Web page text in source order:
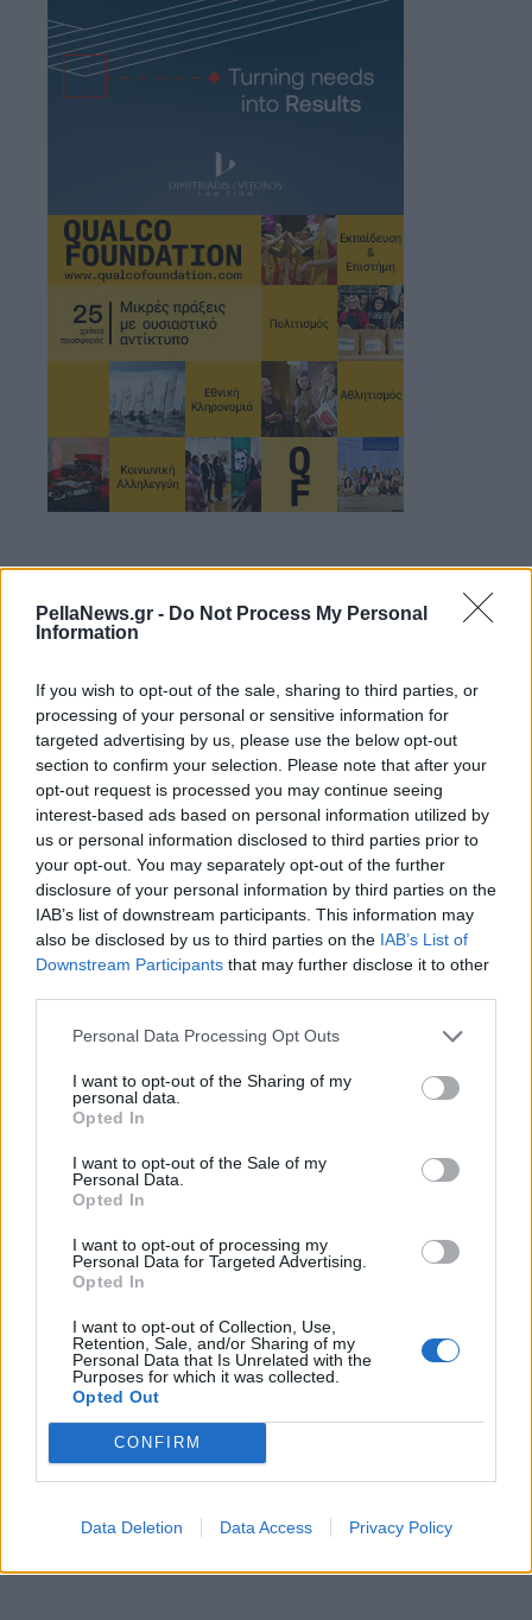
PellaNews.gr - Do Not Process My Personal
Information
If you wish to opt-out of the sale, sharing to third parties, or
processing of your personal or sensitive information for
targeted advertising by us, please use the below opt-out
section to confirm your selection. Please note that after your
opt-out request is processed you may continue seeing
interest-based ads based on personal information utilized by
us or personal information disclosed to third parties prior to
your opt-out. You may separately opt-out of the further
disclosure of your personal information by third parties on the
IAB’s list of downstream participants. This information may
also be disclosed by us to third parties on the IAB’s List of
Downstream Participants that may further disclose it to other
Personal Data Processing Opt Outs
I want to opt-out of the Sharing of my
personal data.
Opted In
I want to opt-out of the Sale of my
Personal Data.
Opted In
I want to opt-out of processing my
Personal Data for Targeted Advertising.
Opted In
I want to opt-out of Collection, Use,
Retention, Sale, and/or Sharing of my
Personal Data that Is Unrelated with the
Purposes for which it was collected.
Opted Out
CONFIRM
Data Deletion Data Access Privacy Policy
20 Φεβρουαρίου 2024
Στο Εθνικό
Τυπογραφείο η
προκήρυξη του ΑΣΕΠ
για τις προσλήψεις στη
Δημοτική Αστυνομία
κατηγορείται για
απόπειρα βιασμού
ψήφιση του
νομοσχεδίου για την
Δημοτική Αστυνομία